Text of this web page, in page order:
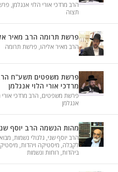
הרב מרדכי אורי הלוי אנגלמן,
תצוה
פרשת תרומה הרב מאיר
הרב מאיר אליהו, פרשת תרומה
פרשת משפטים תשע"ח
מרדכי אורי הלוי אנגלמן
פרשת משפטים, הרב מרדכי אורי
אנגלמן
מהות הנשמה הרב יוסף
הרב יוסף שני, גלגולי נשמות, מבוא
לקבלה, מיסטיקה ויהדות,
ביהדות, רוחות ונשמות